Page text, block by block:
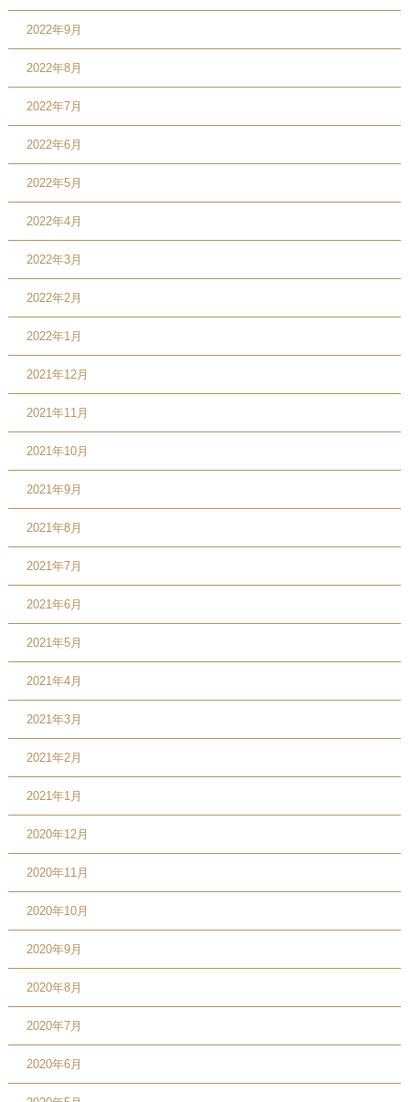
2022年9月
2022年8月
2022年7月
2022年6月
2022年5月
2022年4月
2022年3月
2022年2月
2022年1月
2021年12月
2021年11月
2021年10月
2021年9月
2021年8月
2021年7月
2021年6月
2021年5月
2021年4月
2021年3月
2021年2月
2021年1月
2020年12月
2020年11月
2020年10月
2020年9月
2020年8月
2020年7月
2020年6月